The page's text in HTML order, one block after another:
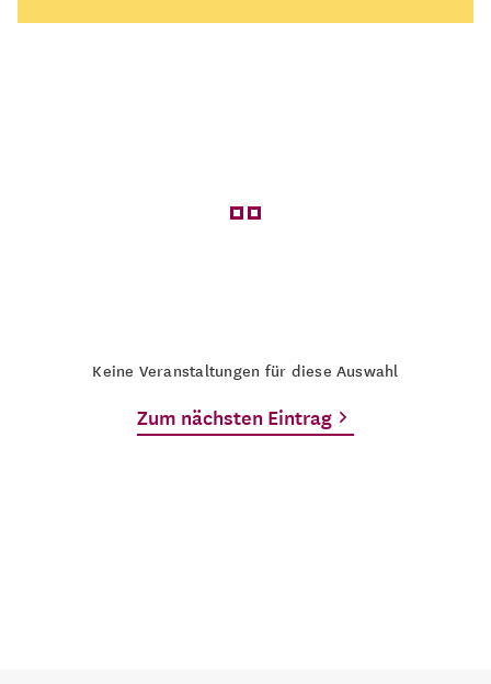
des Lebens“
Keine Veranstaltungen für diese Auswahl
Zum nächsten Eintrag